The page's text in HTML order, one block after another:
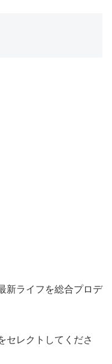
新ライフを総合プロデ
セレクトしてくださ